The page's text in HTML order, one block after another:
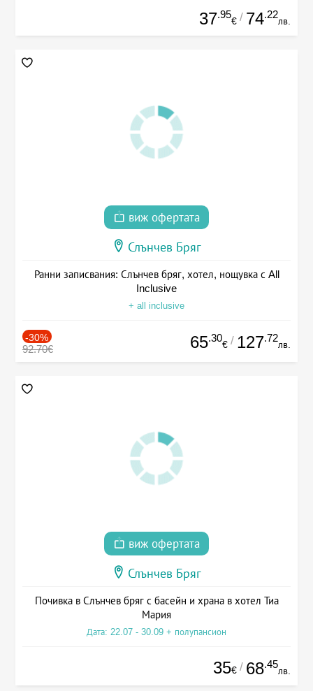
37.95
€ / 74.22
лв.
виж офертата
Слънчев Бряг
Ранни записвания: Слънчев бряг, хотел, нощувка с All
Inclusive
+ all inclusive
-30%
92.70€ 65.30
€ / 127.72
лв.
виж офертата
Слънчев Бряг
Почивка в Слънчев бряг с басейн и храна в хотел Тиа
Мария
Дата: 22.07 - 30.09 + полупансион
35€ / 68.45
лв.